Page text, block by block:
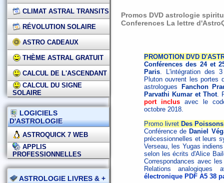
CLIMAT ASTRAL TRANSITS
RÉVOLUTION SOLAIRE
ASTRO CADEAUX
THÈME ASTRAL GRATUIT
CALCUL DE L'ASCENDANT
CALCUL DU SIGNE
SOLAIRE
LOGICIELS
D'ASTROLOGIE
ASTROQUICK 7 WEB
APPLIS
PROFESSIONNELLES
ASTROLOGIE LIVRES & +
Promos DVD astrologie
Conferences La lettre
PROMOTION DVD
Conférences des 24 et
Paris. L'intégration des
Pluton ouvrent les portes
astrologues
Fanchon
Parvathi Kumar et Thot.
port inclus avec le
octobre 2018.
Promo livret Des
Conférence de Daniel
précessionnelles et leurs
Verseau, les Yugas
selon les écrits d'Alice
Correspondances avec
Relations
électronique PDF A5 38